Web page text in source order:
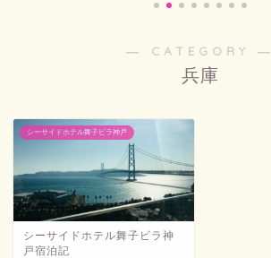
― CATEGORY ―
兵庫
シーサイドホテル舞子ビラ神戸
シーサイドホテル舞子ビラ神
戸宿泊記